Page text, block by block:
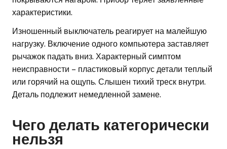
характеристики.
Изношенный выключатель реагирует на малейшую
нагрузку. Включение одного компьютера заставляет
рычажок падать вниз. Характерный симптом
неисправности – пластиковый корпус детали теплый
или горячий на ощупь. Слышен тихий треск внутри.
Деталь подлежит немедленной замене.
Чего делать категорически
нельзя